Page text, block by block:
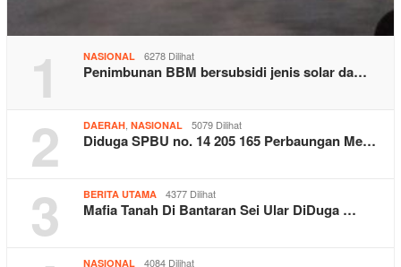
1 NASIONAL 6278 Dilihat
Penimbunan BBM bersubsidi jenis solar da…
2 DAERAH, NASIONAL 5079 Dilihat
Diduga SPBU no. 14 205 165 Perbaungan Me…
3 BERITA UTAMA 4377 Dilihat
Mafia Tanah Di Bantaran Sei Ular DiDuga …
NASIONAL 4084 Dilihat